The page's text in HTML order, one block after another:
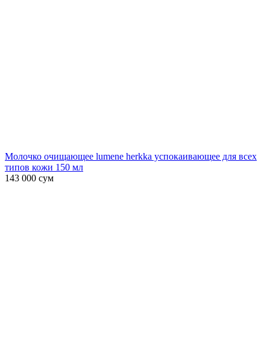
Молочко очищающее lumene herkka успокаивающее для всех
типов кожи 150 мл
143 000 сум